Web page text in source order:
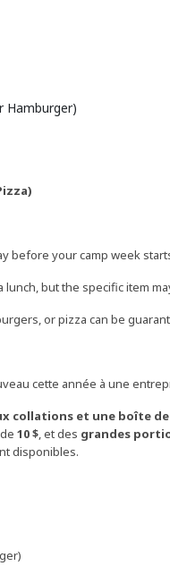
Hamburger)
before your camp week
but the specific item
or pizza can be
cette année à une
collations et une boîte
10 $, et des grandes
disponibles.